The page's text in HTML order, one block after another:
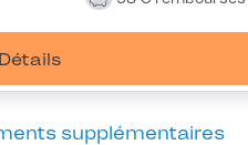
Détails
supplémentaires